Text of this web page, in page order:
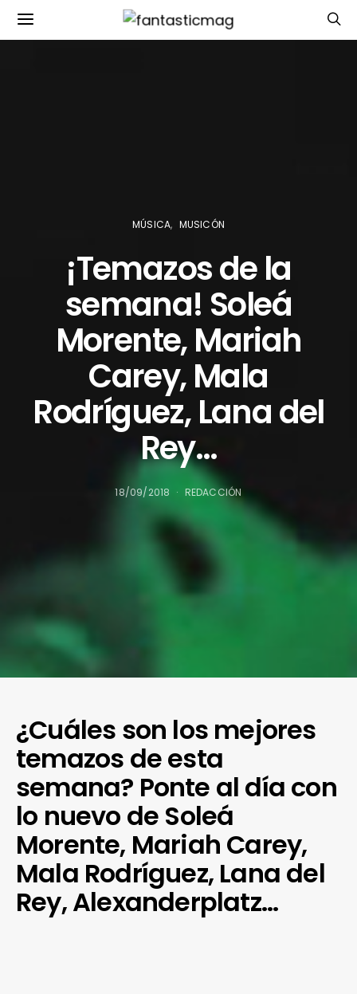
MÚSICA MUSICÓN
¡Temazos de la
semana! Soleá
Morente, Mariah
Carey, Mala
Rodríguez, Lana del
Rey…
18/09/2018 REDACCIÓN
¿Cuáles son los mejores
temazos de esta
semana? Ponte al día con
lo nuevo de Soleá
Morente, Mariah Carey,
Mala Rodríguez, Lana del
Rey, Alexanderplatz…